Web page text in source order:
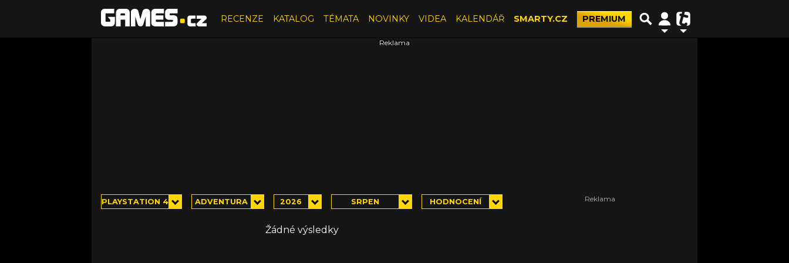
RECENZE KATALOG TÉMATA NOVINKY VIDEA KALENDÁŘ SMARTY.CZ PREMIUM
PLAYSTATION 4 ADVENTURA 2026 SRPEN HODNOCENÍ
Žádné výsledky